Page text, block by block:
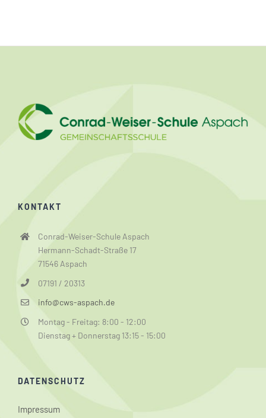
KONTAKT
Conrad-Weiser-Schule Aspach
Hermann-Schadt-Straße 17
71546 Aspach
07191 / 20313
info@cws-aspach.de
Montag - Freitag: 8:00 - 12:00
Dienstag + Donnerstag 13:15 - 15:00
DATENSCHUTZ
Impressum